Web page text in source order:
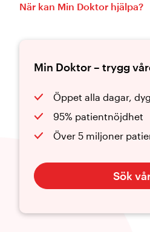
När kan Min Doktor hjälpa?
Min Doktor – trygg
Öppet alla dagar,
95% patientnöjdhet
Över 5 miljoner
Sök